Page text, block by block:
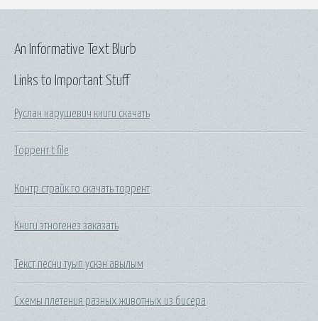
Links to Important Stuff
Руслан нарушевич книги скачать
Торрент t file
Контр страйк го скачать торрент
Книги этногенез заказать
Текст песни туып ускэн авылым
Схемы плетения разных животных из бисера
An Informative Text Blurb